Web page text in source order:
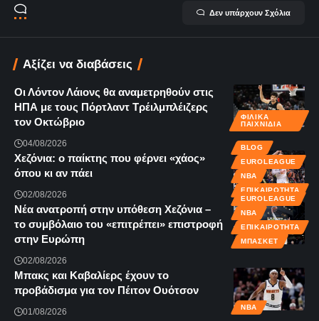
Δεν υπάρχουν Σχόλια
Αξίζει να διαβάσεις
ΦΙΛΙΚΆ
ΠΑΙΧΝΊΔΙΑ
Οι Λόντον Λάιονς θα αναμετρηθούν στις
ΗΠΑ με τους Πόρτλαντ Τρέιλμπλέιζερς
τον Οκτώβριο
04/08/2026
BLOG
EUROLEAGUE
NBA
ΕΠΙΚΑΙΡΌΤΗΤΑ
Χεζόνια: ο παίκτης που φέρνει «χάος»
όπου κι αν πάει
02/08/2026
EUROLEAGUE
NBA
ΕΠΙΚΑΙΡΌΤΗΤΑ
ΜΠΆΣΚΕΤ
Νέα ανατροπή στην υπόθεση Χεζόνια –
το συμβόλαιο του «επιτρέπει» επιστροφή
στην Ευρώπη
02/08/2026
NBA
Μπακς και Καβαλίερς έχουν το
προβάδισμα για τον Πέιτον Ουότσον
01/08/2026